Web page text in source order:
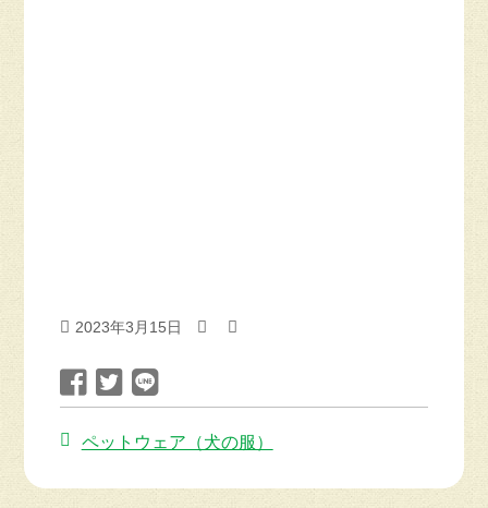
2023年3月15日
の
ペットウェア（犬の服）